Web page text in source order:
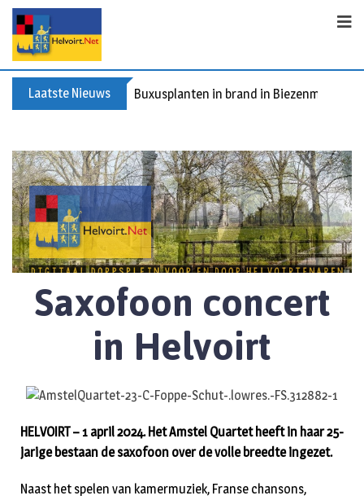
Laatste Nieuws Spreidingswet asielzoekers: hoe zit dat?
Saxofoon concert
in Helvoirt
HELVOIRT – 1 april 2024. Het Amstel Quartet heeft in haar 25-
jarige bestaan de saxofoon over de volle breedte ingezet.
Naast het spelen van kamermuziek, Franse chansons,